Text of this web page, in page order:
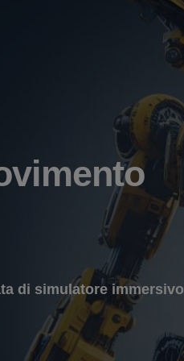
di simulatore immersivo